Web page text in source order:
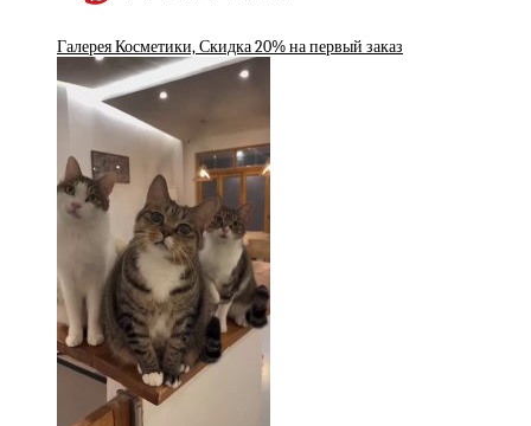
Галерея Косметики, Скидка 20% на первый заказ